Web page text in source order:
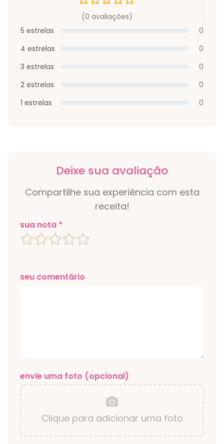
(0 avaliações)
5 estrelas
0
4 estrelas
0
3 estrelas
0
2 estrelas
0
1 estrelas
0
Deixe sua avaliação
Compartilhe sua experiência com esta
receita!
sua nota *
seu comentário
envie uma foto (opcional)
Clique para adicionar uma foto